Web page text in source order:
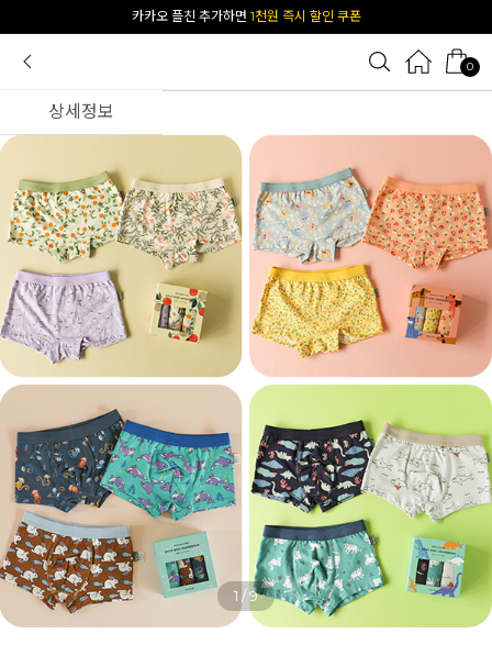
카카오 플친 추가하면 1천원 즉시 할인 쿠폰
0
상세정보
1 /9